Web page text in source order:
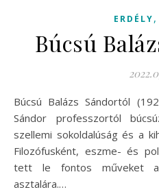
ERDÉLY,
Búcsú
Búcsú Balázs Sándortól (1928.IV.4 ‒ 2022.II.26.) Balázs
Sándor professzortól
szellemi sokoldalúság és a
Filozófusként, eszme- és
tett le fontos műveket
asztalára.…